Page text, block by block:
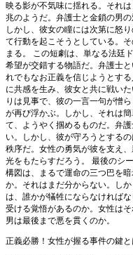
映る影が不気味に揺れる。それ
兆のようだ。弁護士と金鎖の男
しかし、彼女の瞳には次第に怒
て行動を起こそうとしている。
まる。 この短劇は、単なる法廷
希望が交錯する物語だ。弁護士
れでもなお正義を信じようとす
に共感を生み、彼女と共に戦い
りは見事で、彼の一言一句が憎
が再び浮かぶ。しかし、それは
て、ようやく掴めるものだ。弁
い。しかし、彼が守ろうとする
秩序だ。女性の勇気が彼を支え
光をもたらすだろう。 最後のシ
構図は、まるで運命の三つ巴を
か。それはまだ分からない。し
は、誰かが犠牲にならなければ
受ける覚悟があるのか。女性は
男は最後まで悪を貫くのか。
正義必勝！女性が握る事件の鍵